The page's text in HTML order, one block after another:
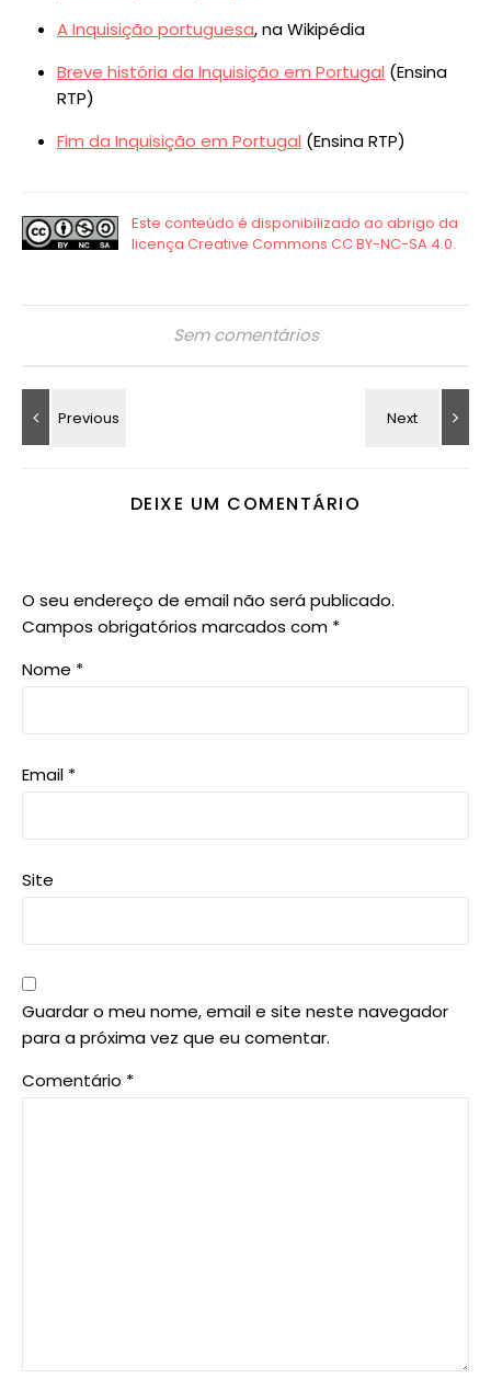
A Inquisição portuguesa, na Wikipédia
Breve história da Inquisição em Portugal (Ensina
RTP)
Fim da Inquisição em Portugal (Ensina RTP)
Sem comentários
DEIXE UM COMENTÁRIO
O seu endereço de email não será publicado.
Campos obrigatórios marcados com *
Nome *
Email *
Site
Guardar o meu nome, email e site neste navegador
para a próxima vez que eu comentar.
Comentário *